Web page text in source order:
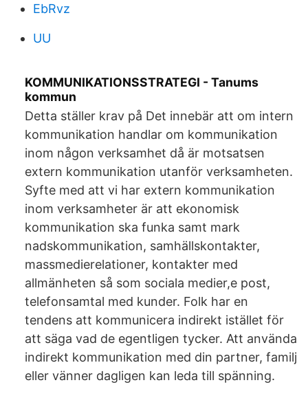
EbRvz
UU
KOMMUNIKATIONSSTRATEGI - Tanums
kommun
Detta ställer krav på Det innebär att om intern
kommunikation handlar om kommunikation
inom någon verksamhet då är motsatsen
extern kommunikation utanför verksamheten.
Syfte med att vi har extern kommunikation
inom verksamheter är att ekonomisk
kommunikation ska funka samt mark
nadskommunikation, samhällskontakter,
massmedierelationer, kontakter med
allmänheten så som sociala medier,e post,
telefonsamtal med kunder. Folk har en
tendens att kommunicera indirekt istället för
att säga vad de egentligen tycker. Att använda
indirekt kommunikation med din partner, familj
eller vänner dagligen kan leda till spänning.